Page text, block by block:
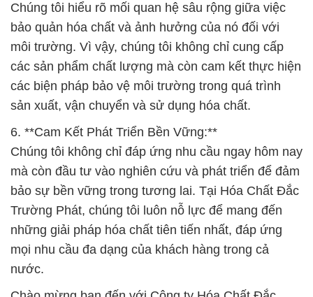
Chúng tôi hiểu rõ mối quan hệ sâu rộng giữa việc
bảo quản hóa chất và ảnh hưởng của nó đối với
môi trường. Vì vậy, chúng tôi không chỉ cung cấp
các sản phẩm chất lượng mà còn cam kết thực hiện
các biện pháp bảo vệ môi trường trong quá trình
sản xuất, vận chuyển và sử dụng hóa chất.
6. **Cam Kết Phát Triển Bền Vững:**
Chúng tôi không chỉ đáp ứng nhu cầu ngay hôm nay
mà còn đầu tư vào nghiên cứu và phát triển để đảm
bảo sự bền vững trong tương lai. Tại Hóa Chất Đắc
Trường Phát, chúng tôi luôn nỗ lực để mang đến
những giải pháp hóa chất tiên tiến nhất, đáp ứng
mọi nhu cầu đa dạng của khách hàng trong cả
nước.